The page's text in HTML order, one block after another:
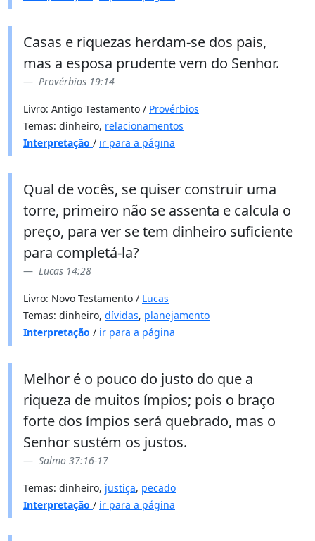
Casas e riquezas herdam-se dos pais,
mas a esposa prudente vem do Senhor.
Provérbios 19:14
Livro: Antigo Testamento / Provérbios
Temas: dinheiro, relacionamentos
Interpretação / ir para a página
Qual de vocês, se quiser construir uma
torre, primeiro não se assenta e calcula o
preço, para ver se tem dinheiro suficiente
para completá-la?
Lucas 14:28
Livro: Novo Testamento / Lucas
Temas: dinheiro, dívidas, planejamento
Interpretação / ir para a página
Melhor é o pouco do justo do que a
riqueza de muitos ímpios; pois o braço
forte dos ímpios será quebrado, mas o
Senhor sustém os justos.
Salmo 37:16-17
Temas: dinheiro, justiça, pecado
Interpretação / ir para a página